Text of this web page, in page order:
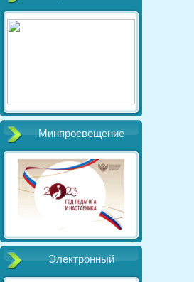
Минпросвещение
Электронный